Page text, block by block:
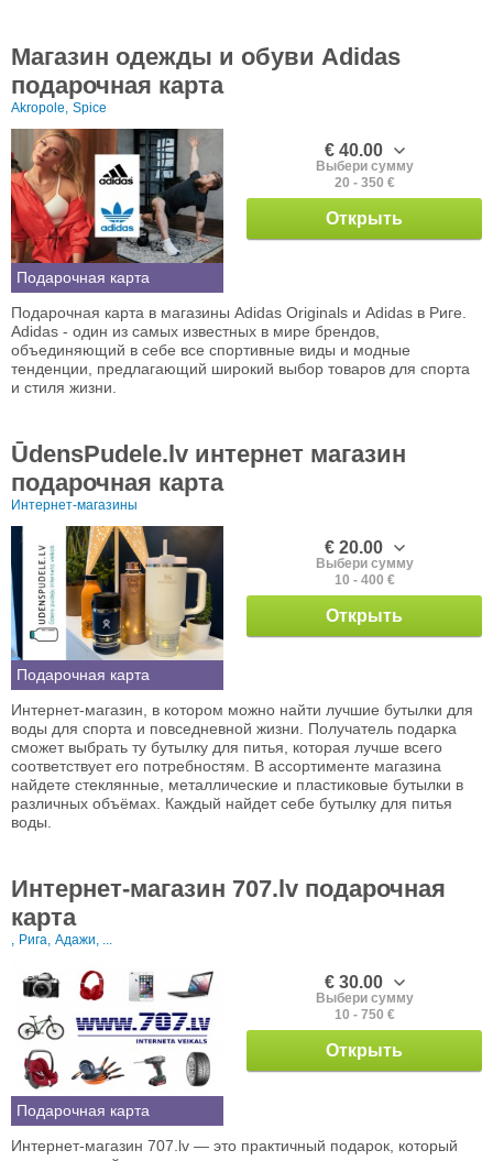
Магазин одежды и обуви Adidas
подарочная карта
Akropole, Spice
Подарочная карта
€ 40.00
Выбери сумму
20 - 350 €
Открыть
Подарочная карта в магазины Adidas Originals и Adidas в Риге.
Adidas - один из самых известных в мире брендов,
объединяющий в себе все спортивные виды и модные
тенденции, предлагающий широкий выбор товаров для спорта
и стиля жизни.
ŪdensPudele.lv интернет магазин
подарочная карта
Интернет-магазины
Подарочная карта
€ 20.00
Выбери сумму
10 - 400 €
Открыть
Интернет-магазин, в котором можно найти лучшие бутылки для
воды для спорта и повседневной жизни. Получатель подарка
сможет выбрать ту бутылку для питья, которая лучше всего
соответствует его потребностям. В ассортименте магазина
найдете стеклянные, металлические и пластиковые бутылки в
различных объёмах. Каждый найдет себе бутылку для питья
воды.
Интернет-магазин 707.lv подарочная
карта
, Рига, Адажи, ...
Подарочная карта
€ 30.00
Выбери сумму
10 - 750 €
Открыть
Интернет-магазин 707.lv — это практичный подарок, который